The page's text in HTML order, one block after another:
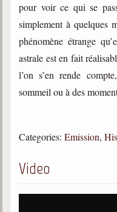
Maximes
Enregistrements
séance d'aide spirituelle
Diaporamas
Powerpoints
Posez-nous des questions
pour voir ce qui se
simplement à quelques
phénomène étrange
astrale est en fait
l’on s’en rende
sommeil ou à des
Categories: Emission,
Video